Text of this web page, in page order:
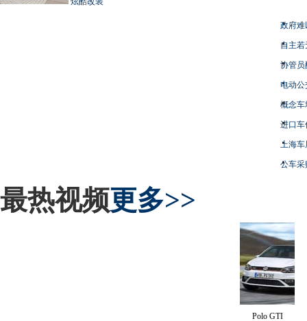
政府难
自主
协管员
电动
概念车
进口车
上海
公车采
最热视频更多>>
Polo GTI